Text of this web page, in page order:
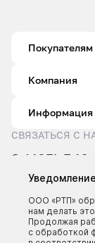
Покупателям
Компания
Информация
СВЯЗАТЬСЯ С
8 (495)
sale@rtp.ru
Пн–Пт:
ООО «РТП»
нам делать
Продолжая
с обработкой